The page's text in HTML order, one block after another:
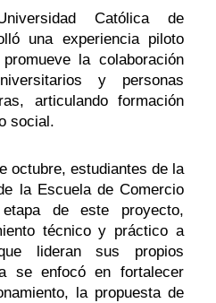
Católica de
una experiencia piloto
la colaboración
y personas
articulando formación
social.
octubre, estudiantes de la
la Escuela de Comercio
de este proyecto,
técnico y práctico a
lideran sus propios
se enfocó en fortalecer
la propuesta de